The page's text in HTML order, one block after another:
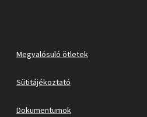
Megvalósuló ötletek
Sütitájékoztató
Dokumentumok